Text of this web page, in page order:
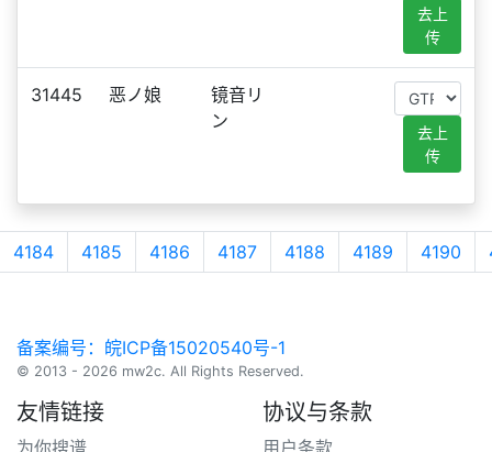
去上
传
31445 恶ノ娘
镜音リ
ン
去上
传
4184 4185 4186 4187 4188 4189 4190
备案编号：皖ICP备15020540号-1
© 2013 - 2026 mw2c. All Rights Reserved.
友情链接
为你搜谱
协议与条款
用户条款